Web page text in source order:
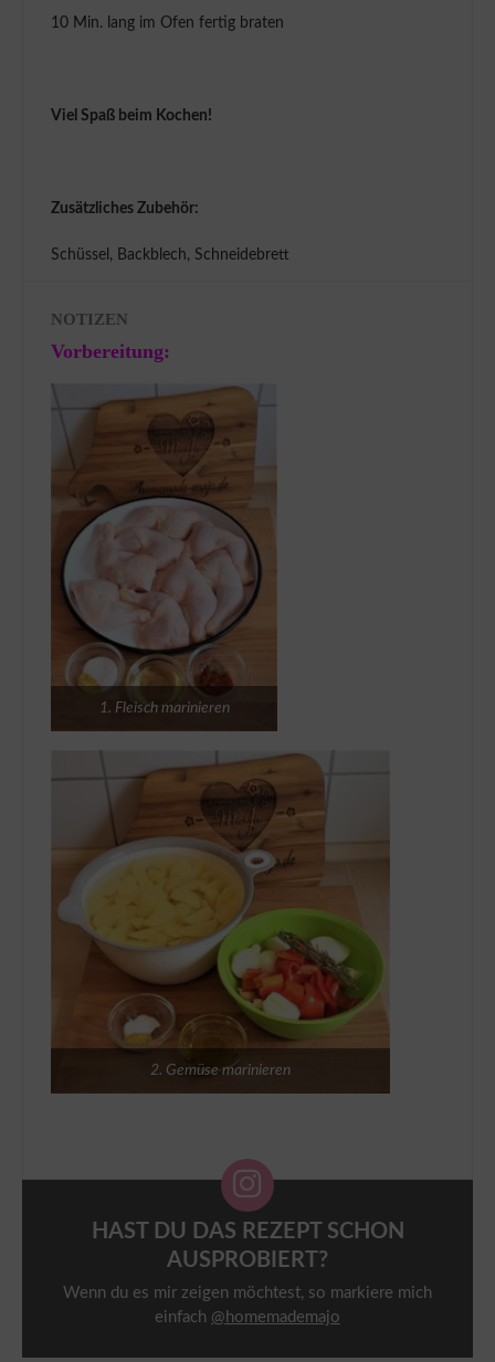
10 Min. lang im Ofen fertig braten
Viel Spaß beim Kochen!
Zusätzliches Zubehör:
Schüssel, Backblech, Schneidebrett
NOTIZEN
Vorbereitung:
1. Fleisch marinieren
2. Gemüse marinieren
HAST DU DAS REZEPT SCHON
AUSPROBIERT?
Wenn du es mir zeigen möchtest, so markiere mich
einfach @homemademajo